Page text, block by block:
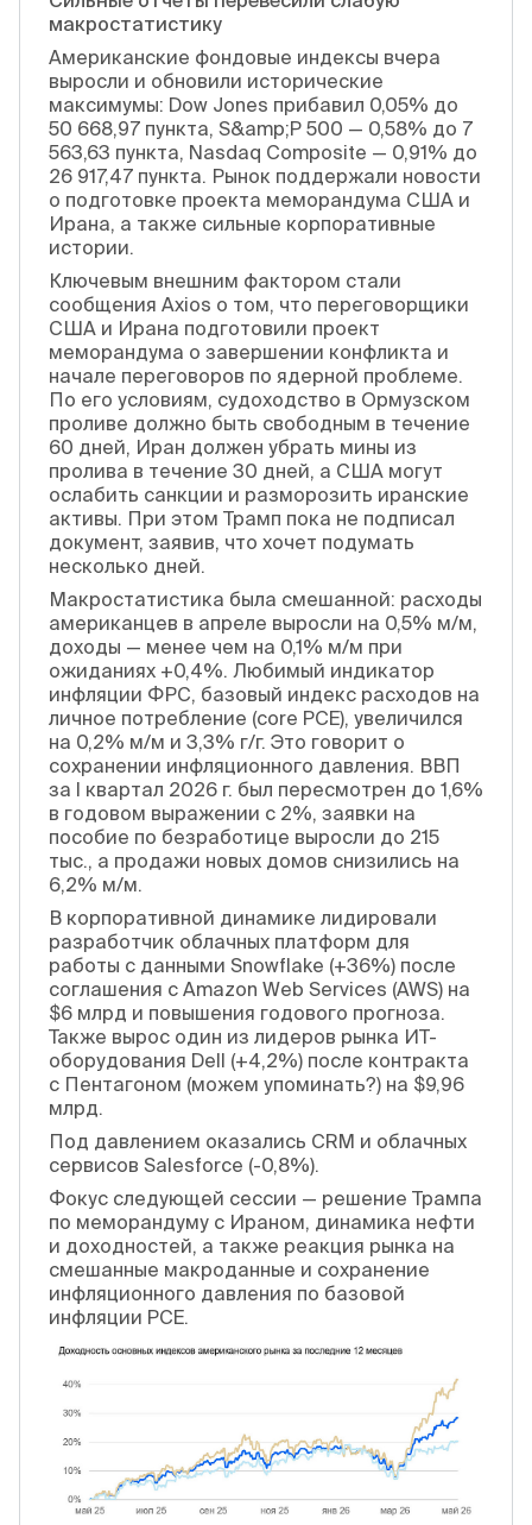
макростатистику
Американские фондовые индексы вчера
выросли и обновили исторические
максимумы: Dow Jones прибавил 0,05% до
50 668,97 пункта, S&amp;P 500 — 0,58% до 7
563,63 пункта, Nasdaq Composite — 0,91% до
26 917,47 пункта. Рынок поддержали новости
о подготовке проекта меморандума США и
Ирана, а также сильные корпоративные
истории.
Ключевым внешним фактором стали
сообщения Axios о том, что переговорщики
США и Ирана подготовили проект
меморандума о завершении конфликта и
начале переговоров по ядерной проблеме.
По его условиям, судоходство в Ормузском
проливе должно быть свободным в течение
60 дней, Иран должен убрать мины из
пролива в течение 30 дней, а США могут
ослабить санкции и разморозить иранские
активы. При этом Трамп пока не подписал
документ, заявив, что хочет подумать
несколько дней.
Макростатистика была смешанной: расходы
американцев в апреле выросли на 0,5% м/м,
доходы — менее чем на 0,1% м/м при
ожиданиях +0,4%. Любимый индикатор
инфляции ФРС, базовый индекс расходов на
личное потребление (core PCE), увеличился
на 0,2% м/м и 3,3% г/г. Это говорит о
сохранении инфляционного давления. ВВП
за I квартал 2026 г. был пересмотрен до 1,6%
в годовом выражении с 2%, заявки на
пособие по безработице выросли до 215
тыс., а продажи новых домов снизились на
6,2% м/м.
В корпоративной динамике лидировали
разработчик облачных платформ для
работы с данными Snowflake (+36%) после
соглашения с Amazon Web Services (AWS) на
$6 млрд и повышения годового прогноза.
Также вырос один из лидеров рынка ИТ-
оборудования Dell (+4,2%) после контракта
с Пентагоном (можем упоминать?) на $9,96
млрд.
Под давлением оказались CRM и облачных
сервисов Salesforce (-0,8%).
Фокус следующей сессии — решение Трампа
по меморандуму с Ираном, динамика нефти
и доходностей, а также реакция рынка на
смешанные макроданные и сохранение
инфляционного давления по базовой
инфляции PCE.